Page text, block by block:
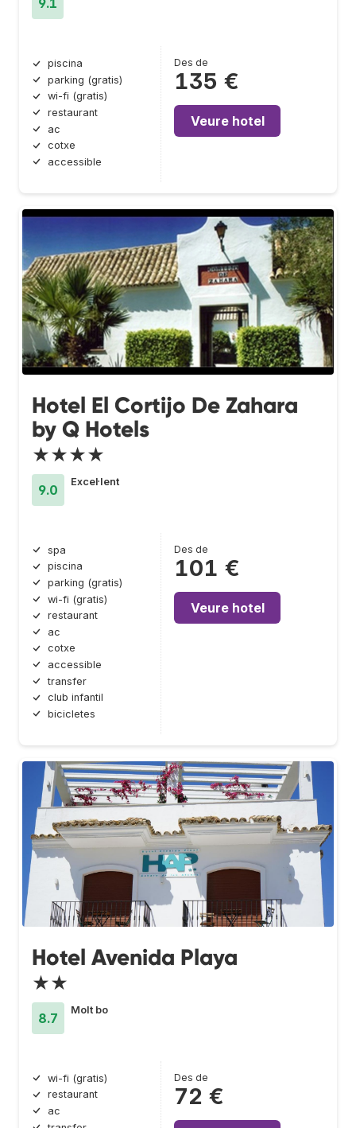
9.1
piscina
parking (gratis)
wi-fi (gratis)
restaurant
ac
cotxe
accessible
Des de
135 €
Veure hotel
Hotel El Cortijo De Zahara
by Q Hotels
★★★★
9.0
Excel·lent
spa
piscina
parking (gratis)
wi-fi (gratis)
restaurant
ac
cotxe
accessible
transfer
club infantil
bicicletes
Des de
101 €
Veure hotel
Hotel Avenida Playa
★★
8.7
Molt bo
wi-fi (gratis)
restaurant
ac
Des de
72 €